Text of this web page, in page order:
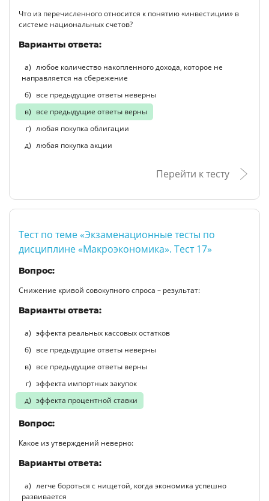
Что из перечисленного относится к понятию «инвестиции» в
системе национальных счетов?
Варианты ответа:
любое количество накопленного дохода, которое не
направляется на сбережение
все предыдущие ответы неверны
все предыдущие ответы верны
любая покупка облигации
любая покупка акции
Перейти к тесту
Тест по теме «Экзаменационные тесты по
дисциплине «Макроэкономика». Тест 17»
Вопрос:
Снижение кривой совокупного спроса – результат:
Варианты ответа:
эффекта реальных кассовых остатков
все предыдущие ответы неверны
все предыдущие ответы верны
эффекта импортных закупок
эффекта процентной ставки
Вопрос:
Какое из утверждений неверно:
Варианты ответа:
легче бороться с нищетой, когда экономика успешно
развивается